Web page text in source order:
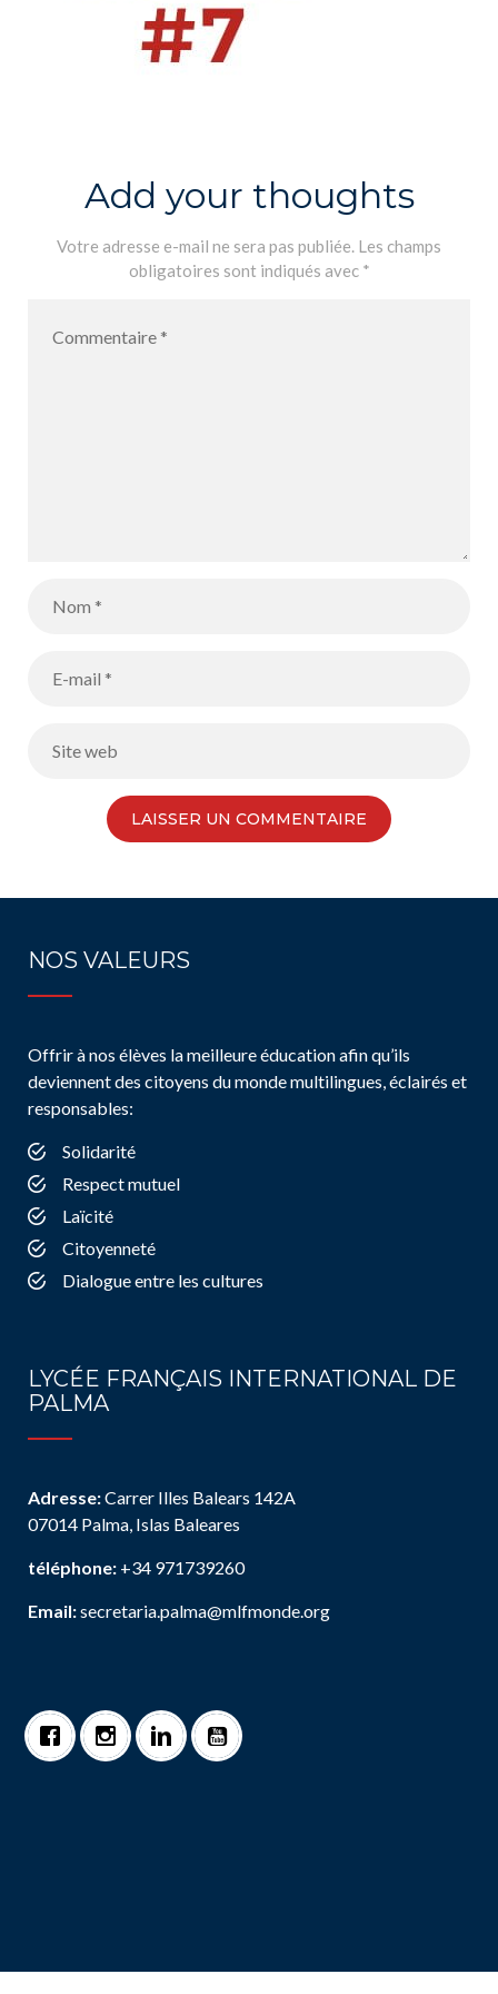
Add your thoughts
Votre adresse e-mail ne sera pas publiée. Les champs
obligatoires sont indiqués avec *
NOS VALEURS
Offrir à nos élèves la meilleure éducation afin qu’ils
deviennent des citoyens du monde multilingues, éclairés et
responsables:
Solidarité
Respect mutuel
Laïcité
Citoyenneté
Dialogue entre les cultures
LYCÉE FRANÇAIS INTERNATIONAL DE
PALMA
Adresse:Carrer Illes Balears 142A
07014 Palma, Islas Baleares
téléphone: +34 971739260
Email:secretaria.palma@mlfmonde.org